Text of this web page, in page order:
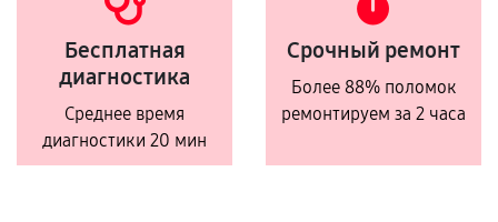
Бесплатная
диагностика
Среднее время
диагностики 20 мин
Срочный ремонт
Более 88% поломок
ремонтируем за 2 часа